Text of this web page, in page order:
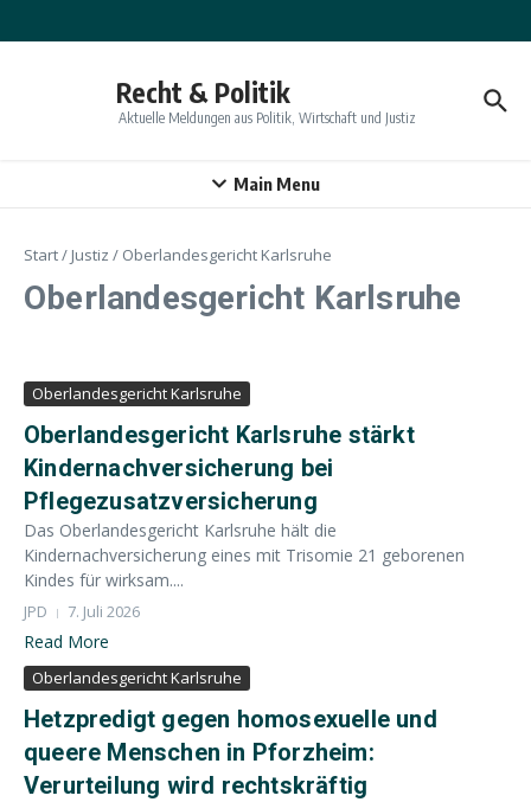
Recht & Politik
Aktuelle Meldungen aus Politik, Wirtschaft und Justiz
Main Menu
Start/ Justiz / Oberlandesgericht Karlsruhe
Oberlandesgericht Karlsruhe
Oberlandesgericht Karlsruhe
Oberlandesgericht Karlsruhe stärkt
Kindernachversicherung bei
Pflegezusatzversicherung
Das Oberlandesgericht Karlsruhe hält die
Kindernachversicherung eines mit Trisomie 21 geborenen
Kindes für wirksam....
JPD 7. Juli 2026
Read More
Oberlandesgericht Karlsruhe
Hetzpredigt gegen homosexuelle und
queere Menschen in Pforzheim:
Verurteilung wird rechtskräftig